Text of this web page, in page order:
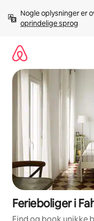
videre
Nogle oplysninger er
oprindelige sprog
Ferieboliger i